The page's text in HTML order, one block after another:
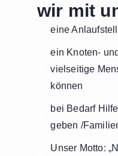
wir mit
eine
ein Knoten-
vielseitige
können
bei Bedarf
geben /
Unser Motto: